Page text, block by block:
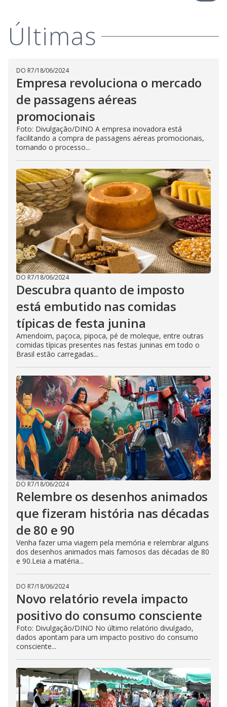
Últimas
DO R7/18/06/2024
Empresa revoluciona o mercado
de passagens aéreas
promocionais
Foto: Divulgação/DINO A empresa inovadora está
facilitando a compra de passagens aéreas promocionais,
tornando o processo...
DO R7/18/06/2024
Descubra quanto de imposto
está embutido nas comidas
típicas de festa junina
Amendoim, paçoca, pipoca, pé de moleque, entre outras
comidas típicas presentes nas festas juninas em todo o
Brasil estão carregadas...
DO R7/18/06/2024
Relembre os desenhos animados
que fizeram história nas décadas
de 80 e 90
Venha fazer uma viagem pela memória e relembrar alguns
dos desenhos animados mais famosos das décadas de 80
e 90.Leia a matéria...
DO R7/18/06/2024
Novo relatório revela impacto
positivo do consumo consciente
Foto: Divulgação/DINO No último relatório divulgado,
dados apontam para um impacto positivo do consumo
consciente...